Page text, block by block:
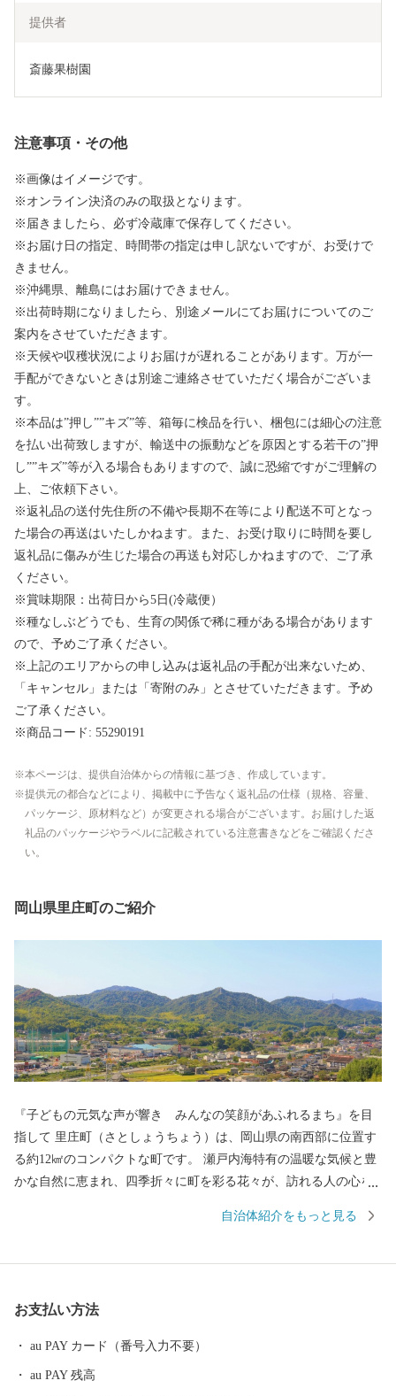
提供者
斎藤果樹園
注意事項・その他
※画像はイメージです。
※オンライン決済のみの取扱となります。
※届きましたら、必ず冷蔵庫で保存してください。
※お届け日の指定、時間帯の指定は申し訳ないですが、お受けで
きません。
※沖縄県、離島にはお届けできません。
※出荷時期になりましたら、別途メールにてお届けについてのご
案内をさせていただきます。
※天候や収穫状況によりお届けが遅れることがあります。万が一
手配ができないときは別途ご連絡させていただく場合がございま
す。
※本品は”押し””キズ”等、箱毎に検品を行い、梱包には細心の注意
を払い出荷致しますが、輸送中の振動などを原因とする若干の”押
し””キズ”等が入る場合もありますので、誠に恐縮ですがご理解の
上、ご依頼下さい。
※返礼品の送付先住所の不備や長期不在等により配送不可となっ
た場合の再送はいたしかねます。また、お受け取りに時間を要し
返礼品に傷みが生じた場合の再送も対応しかねますので、ご了承
ください。
※賞味期限：出荷日から5日(冷蔵便）
※種なしぶどうでも、生育の関係で稀に種がある場合があります
ので、予めご了承ください。
※上記のエリアからの申し込みは返礼品の手配が出来ないため、
「キャンセル」または「寄附のみ」とさせていただきます。予め
ご了承ください。
※商品コード: 55290191
本ページは、提供自治体からの情報に基づき、作成しています。
提供元の都合などにより、掲載中に予告なく返礼品の仕様（規格、容量、
パッケージ、原材料など）が変更される場合がございます。お届けした返
礼品のパッケージやラベルに記載されている注意書きなどをご確認くださ
い。
岡山県里庄町のご紹介
『子どもの元気な声が響き みんなの笑顔があふれるまち』を目
指して 里庄町（さとしょうちょう）は、岡山県の南西部に位置す
る約12㎢のコンパクトな町です。 瀬戸内海特有の温暖な気候と豊
かな自然に恵まれ、四季折々に町を彩る花々が、訪れる人の心を
町内には図書館や文化ホールといった県下でも有数の施設が整っ
境」、「身近できめ細かな行政サービス」、「年を重ねても健康
自治体紹介をもっと見る
お支払い方法
au PAY カード（番号入力不要）
au PAY 残高